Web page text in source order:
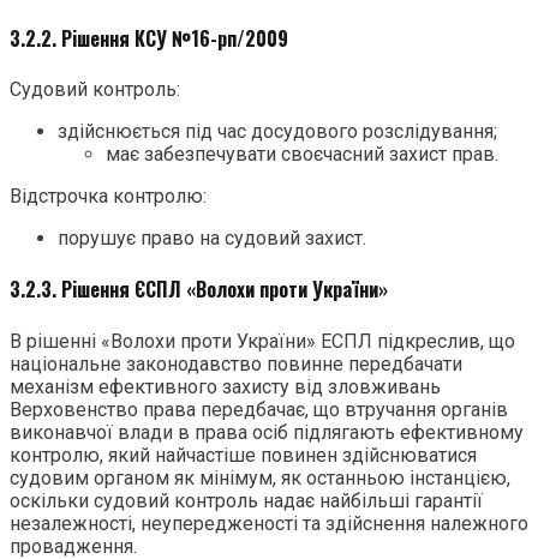
3.2.2. Рішення КСУ №16-рп/2009
Судовий контроль:
здійснюється під час досудового розслідування;
має забезпечувати своєчасний захист прав.
Відстрочка контролю:
порушує право на судовий захист.
3.2.3. Рішення ЄСПЛ «Волохи проти України»
В рішенні «Волохи проти України» ЕСПЛ підкреслив, що
національне законодавство повинне передбачати
механізм ефективного захисту від зловживань
Верховенство права передбачає, що втручання органів
виконавчої влади в права осіб підлягають ефективному
контролю, який найчастіше повинен здійснюватися
судовим органом як мінімум, як останньою інстанцією,
оскільки судовий контроль надає найбільші гарантії
незалежності, неупередженості та здійснення належного
провадження.